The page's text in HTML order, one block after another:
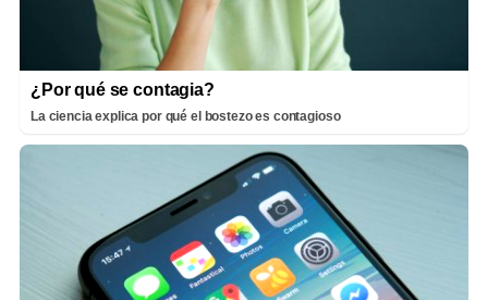
¿Por qué se contagia?
La ciencia explica por qué el bostezo es contagioso